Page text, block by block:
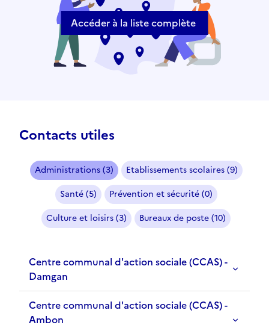
Accéder à la liste complète
Contacts utiles
Administrations (3)
Etablissements scolaires (9)
Santé (5)
Prévention et sécurité (0)
Culture et loisirs (3)
Bureaux de poste (10)
Centre communal d'action sociale (CCAS) -
Damgan
Centre communal d'action sociale (CCAS) -
Ambon